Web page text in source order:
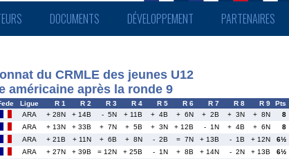
DOCUMENTS DÉVELOPPEMENT PARTENAIRES
du CRMLE des jeunes U12
américaine après la ronde 9
Ligue R 1 R 2 R 3 R 4 R 5 R 6 R 7 R 8 R 9 Pts
ARA + 28N + 14B - 5N + 11B + 4B + 6N + 2B + 3N + 8N 8
ARA + 13N + 33B + 7N + 5B + 3N + 12B - 1N + 4B + 6N 8
ARA + 21B + 11N + 6B + 8N - 2B = 7N + 13B - 1B + 12N 6½
ARA + 27N + 39B = 12N + 25B - 1N + 8B + 14N - 2N + 13B 6½